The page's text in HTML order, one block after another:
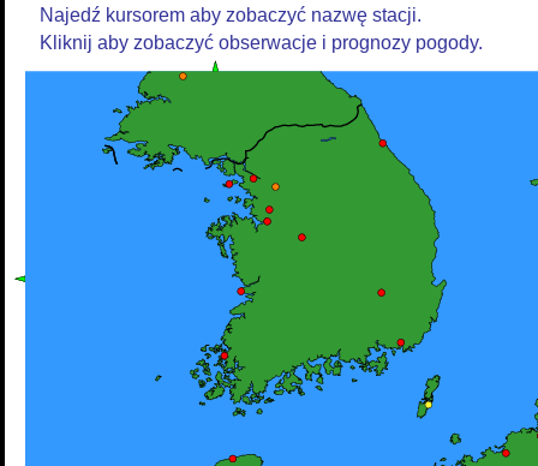
Najedź kursorem aby zobaczyć nazwę stacji.
Kliknij aby zobaczyć obserwacje i prognozy pogody.